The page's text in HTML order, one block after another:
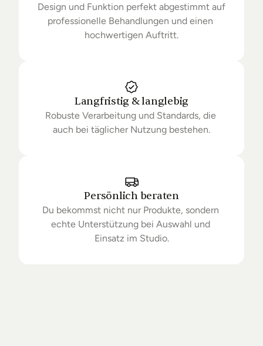
Design und Funktion perfekt abgestimmt auf
professionelle Behandlungen und einen
hochwertigen Auftritt.
Langfristig & langlebig
Robuste Verarbeitung und Standards, die
auch bei täglicher Nutzung bestehen.
Persönlich beraten
Du bekommst nicht nur Produkte, sondern
echte Unterstützung bei Auswahl und
Einsatz im Studio.